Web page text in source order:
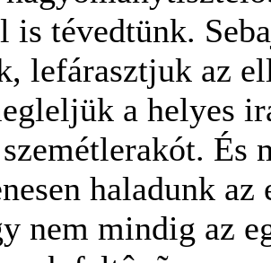
is tévedtünk.
lefárasztjuk az
a helyes
És
haladunk
nem mindig az